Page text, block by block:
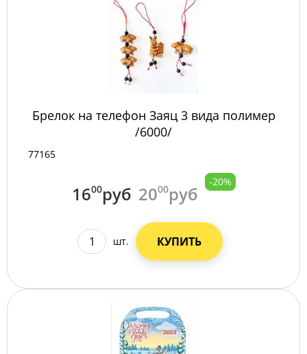
Брелок на телефон Заяц 3 вида полимер
/6000/
77165
1600руб 2000руб
-20%
шт. КУПИТЬ